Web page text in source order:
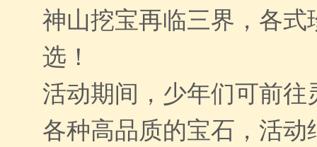
神山挖宝再临三界，各式
选！
活动期间，少年们可前
各种高品质的宝石，活